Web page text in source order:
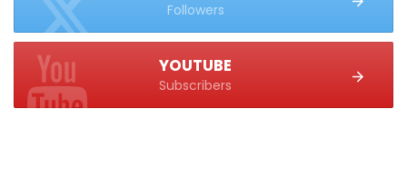
Followers
YOUTUBE
Subscribers